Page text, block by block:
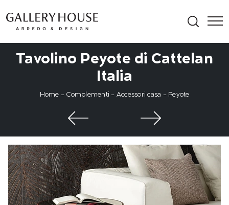
Tavolino Peyote di Cattelan
Italia
Home - Complementi - Accessori casa - Peyote